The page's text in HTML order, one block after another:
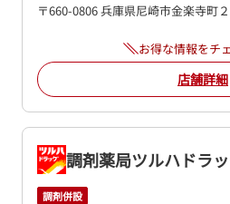
〒660-0806 兵庫県尼崎市金楽寺町
お得な情報をチ
店舗詳細
調剤薬局ツルハドラ
調剤併設